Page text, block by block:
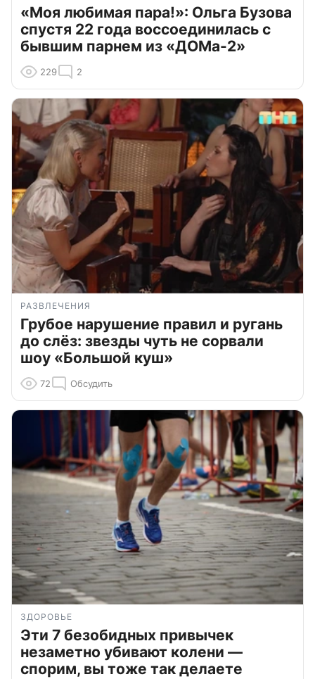
«Моя любимая пара!»: Ольга Бузова
спустя 22 года воссоединилась с
бывшим парнем из «ДОМа-2»
229 2
РАЗВЛЕЧЕНИЯ
Грубое нарушение правил и ругань
до слёз: звезды чуть не сорвали
шоу «Большой куш»
72 Обсудить
ЗДОРОВЬЕ
Эти 7 безобидных привычек
незаметно убивают колени —
спорим, вы тоже так делаете